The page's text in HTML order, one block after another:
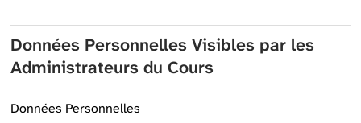
Données Personnelles Visibles par les
Administrateurs du Cours
Données Personnelles